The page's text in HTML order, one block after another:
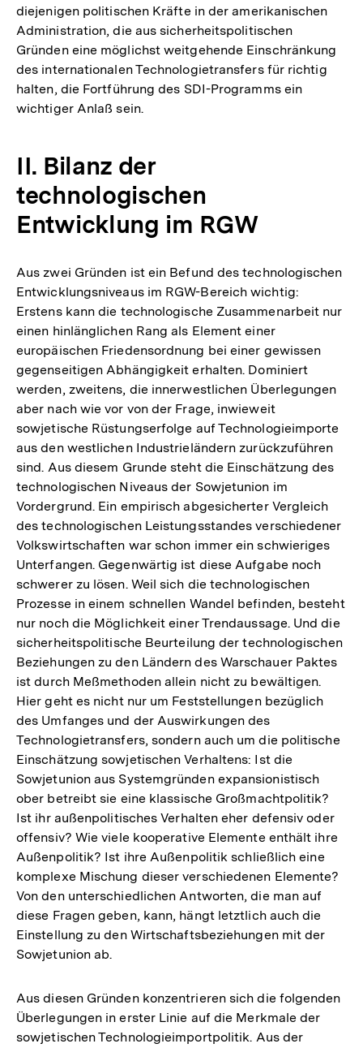
diejenigen politischen Kräfte in der amerikanischen
Administration, die aus sicherheitspolitischen
Gründen eine möglichst weitgehende Einschränkung
des internationalen Technologietransfers für richtig
halten, die Fortführung des SDI-Programms ein
wichtiger Anlaß sein.
II. Bilanz der
technologischen
Entwicklung im RGW
Aus zwei Gründen ist ein Befund des technologischen
Entwicklungsniveaus im RGW-Bereich wichtig:
Erstens kann die technologische Zusammenarbeit nur
einen hinlänglichen Rang als Element einer
europäischen Friedensordnung bei einer gewissen
gegenseitigen Abhängigkeit erhalten. Dominiert
werden, zweitens, die innerwestlichen Überlegungen
aber nach wie vor von der Frage, inwieweit
sowjetische Rüstungserfolge auf Technologieimporte
aus den westlichen Industrieländern zurückzuführen
sind. Aus diesem Grunde steht die Einschätzung des
technologischen Niveaus der Sowjetunion im
Vordergrund. Ein empirisch abgesicherter Vergleich
des technologischen Leistungsstandes verschiedener
Volkswirtschaften war schon immer ein schwieriges
Unterfangen. Gegenwärtig ist diese Aufgabe noch
schwerer zu lösen. Weil sich die technologischen
Prozesse in einem schnellen Wandel befinden, besteht
nur noch die Möglichkeit einer Trendaussage. Und die
sicherheitspolitische Beurteilung der technologischen
Beziehungen zu den Ländern des Warschauer Paktes
ist durch Meßmethoden allein nicht zu bewältigen.
Hier geht es nicht nur um Feststellungen bezüglich
des Umfanges und der Auswirkungen des
Technologietransfers, sondern auch um die politische
Einschätzung sowjetischen Verhaltens: Ist die
Sowjetunion aus Systemgründen expansionistisch
ober betreibt sie eine klassische Großmachtpolitik?
Ist ihr außenpolitisches Verhalten eher defensiv oder
offensiv? Wie viele kooperative Elemente enthält ihre
Außenpolitik? Ist ihre Außenpolitik schließlich eine
komplexe Mischung dieser verschiedenen Elemente?
Von den unterschiedlichen Antworten, die man auf
diese Fragen geben, kann, hängt letztlich auch die
Einstellung zu den Wirtschaftsbeziehungen mit der
Sowjetunion ab.
Aus diesen Gründen konzentrieren sich die folgenden
Überlegungen in erster Linie auf die Merkmale der
sowjetischen Technologieimportpolitik. Aus der